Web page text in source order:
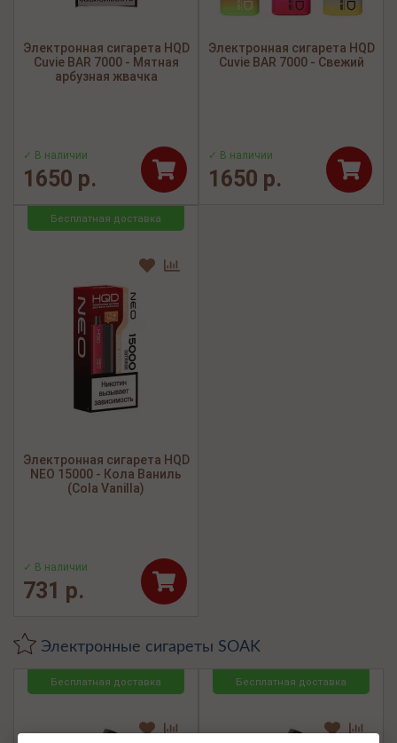
Электронная сигарета HQD
Cuvie BAR 7000 - Мятная
арбузная жвачка
✓ В наличии
1650 р.
Электронная сигарета HQD
Cuvie BAR 7000 - Свежий
✓ В наличии
1650 р.
Бесплатная доставка
Электронная сигарета HQD
NEO 15000 - Кола Ваниль
(Cola Vanilla)
✓ В наличии
731 р.
Электронные сигареты SOAK
Бесплатная доставка Бесплатная доставка